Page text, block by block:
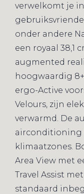
verwelkomt je
onder andere
een royaal 38,1
augmented
hoogwaardig
ergo-Active
Velours, zijn
verwarmd. De
airconditioning
klimaatzones.
Area View met
Travel Assist
standaard